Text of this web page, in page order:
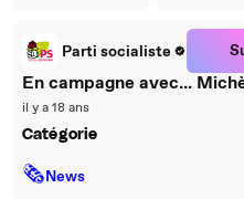
Parti socialiste
En campagne avec...
il y a 18 ans
Catégorie
🗞News